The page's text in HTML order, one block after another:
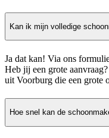
Kan ik mijn volledige
Ja dat kan! Via ons
Heb jij een grote
uit Voorburg die een grote
Hoe snel kan de